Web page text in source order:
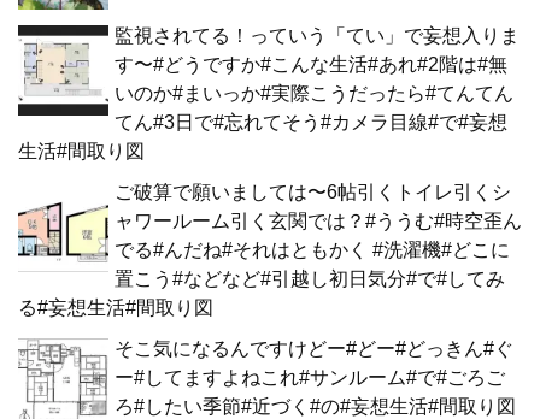
監視されてる！っていう「てい」で妄想入りま
す〜#どうですか#こんな生活#あれ#2階は#無
いのか#まいっか#実際こうだったら#てんてん
てん#3日で#忘れてそう#カメラ目線#で#妄想
生活#間取り図
ご破算で願いましては〜6帖引くトイレ引くシ
ャワールーム引く玄関では？#ううむ#時空歪ん
でる#んだね#それはともかく #洗濯機#どこに
置こう#などなど#引越し初日気分#で#してみ
る#妄想生活#間取り図
そこ気になるんですけどー#どー#どっきん#ぐ
ー#してますよねこれ#サンルーム#で#ごろご
ろ#したい季節#近づく#の#妄想生活#間取り図